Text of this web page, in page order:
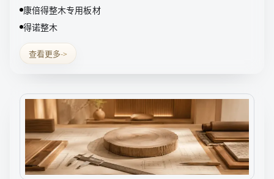
康倍得整木专用板材
得诺整木
查看更多->